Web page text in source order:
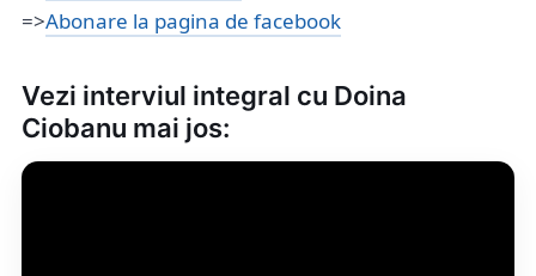
=>Abonare la pagina de facebook
Vezi interviul integral cu Doina
Ciobanu mai jos: